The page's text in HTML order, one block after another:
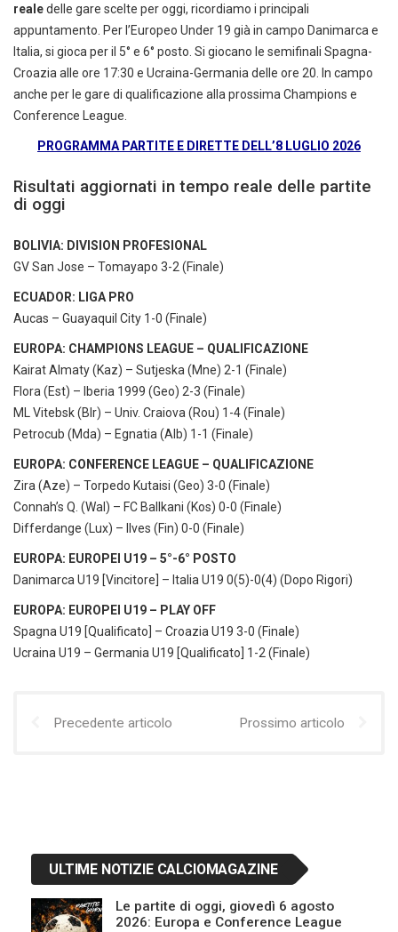
realedelle gare scelte per oggi, ricordiamo i principali
appuntamento. Per l’Europeo Under 19 già in campo Danimarca e
Italia, si gioca per il 5° e 6° posto. Si giocano le semifinali Spagna-
Croazia alle ore 17:30 e Ucraina-Germania delle ore 20. In campo
anche per le gare di qualificazione alla prossima Champions e
Conference League.
PROGRAMMA PARTITE E DIRETTE DELL’8 LUGLIO 2026
Risultati aggiornati in tempo reale delle partite
di oggi
BOLIVIA: DIVISION PROFESIONAL
GV San Jose – Tomayapo 3-2 (Finale)
ECUADOR: LIGA PRO
Aucas – Guayaquil City 1-0 (Finale)
EUROPA: CHAMPIONS LEAGUE – QUALIFICAZIONE
Kairat Almaty (Kaz) – Sutjeska (Mne) 2-1 (Finale)
Flora (Est) – Iberia 1999 (Geo) 2-3 (Finale)
ML Vitebsk (Blr) – Univ. Craiova (Rou) 1-4 (Finale)
Petrocub (Mda) – Egnatia (Alb) 1-1 (Finale)
EUROPA: CONFERENCE LEAGUE – QUALIFICAZIONE
Zira (Aze) – Torpedo Kutaisi (Geo) 3-0 (Finale)
Connah’s Q. (Wal) – FC Ballkani (Kos) 0-0 (Finale)
Differdange (Lux) – Ilves (Fin) 0-0 (Finale)
EUROPA: EUROPEI U19 – 5°-6° POSTO
Danimarca U19 [Vincitore] – Italia U19 0(5)-0(4) (Dopo Rigori)
EUROPA: EUROPEI U19 – PLAY OFF
Spagna U19 [Qualificato] – Croazia U19 3-0 (Finale)
Ucraina U19 – Germania U19 [Qualificato] 1-2 (Finale)
Precedente articolo Prossimo articolo
ULTIME NOTIZIE CALCIOMAGAZINE
Le partite di oggi, giovedì 6 agosto
2026: Europa e Conference League